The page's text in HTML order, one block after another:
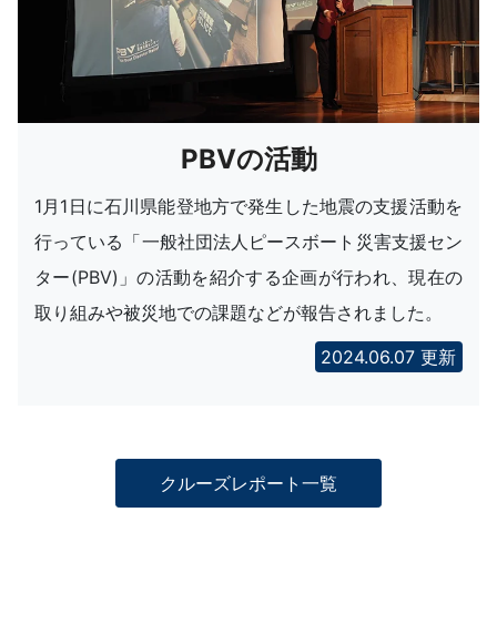
PBVの活動
1月1日に石川県能登地方で発生した地震の支援活動を
行っている「一般社団法人ピースボート災害支援セン
ター(PBV)」の活動を紹介する企画が行われ、現在の
取り組みや被災地での課題などが報告されました。
2024.06.07 更新
クルーズレポート一覧